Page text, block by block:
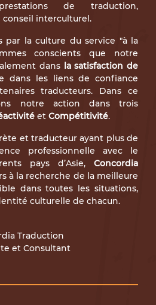
de traduction,
interculturel.
par la culture du service "à la
conscients que notre
dans la satisfaction de
dans les liens de confiance
traducteurs. Dans ce
notre action dans trois
et Compétitivité.
et traducteur ayant plus de
professionnelle avec le
pays d’Asie, Concordia
à la recherche de la meilleure
dans toutes les situations,
culturelle de chacun.
Traduction
et Consultant